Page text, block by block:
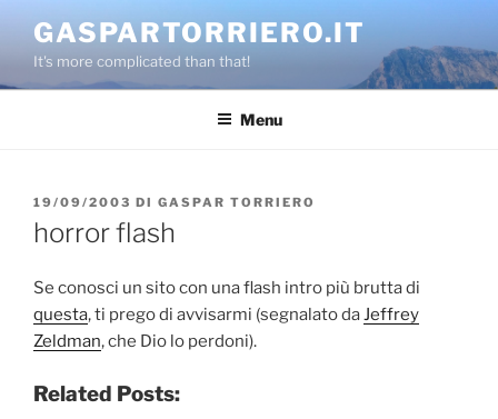
contenuto
GASPARTORRIERO.IT
It's more complicated than that!
Menu
PUBBLICATO
IL
19/09/2003 DI GASPAR TORRIERO
horror flash
Se conosci un sito con una flash intro più brutta di
questa, ti prego di avvisarmi (segnalato daJeffrey
Zeldman, che Dio lo perdoni).
Related Posts: